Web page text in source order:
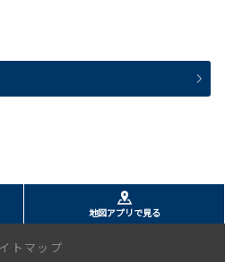
地図アプリで見る
トマップ